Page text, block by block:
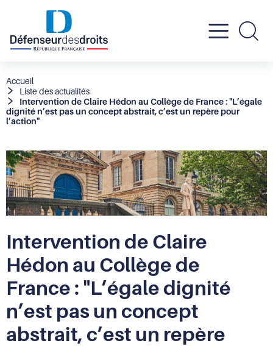
menu
Fil
d'Ariane
Accueil
Liste des actualités
Intervention de Claire Hédon au Collège de France : "L’égale
dignité n’est pas un concept abstrait, c’est un repère pour
l’action"
Intervention de Claire
Hédon au Collège de
France : "L’égale dignité
n’est pas un concept
abstrait, c’est un repère